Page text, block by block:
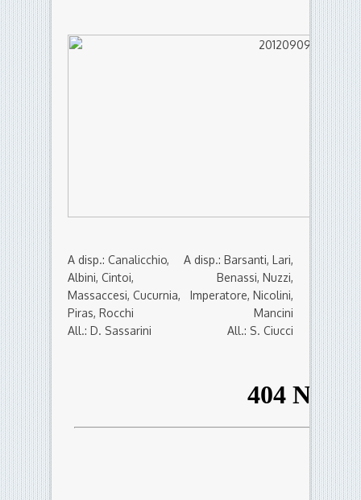
A disp.: Canalicchio,
Albini, Cintoi,
Massaccesi, Cucurnia,
Piras, Rocchi
All.: D. Sassarini
A disp.: Barsanti, Lari,
Benassi, Nuzzi,
Imperatore, Nicolini,
Mancini
All.: S. Ciucci